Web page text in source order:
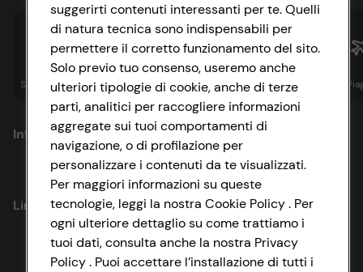
Spesa online Assicurazioni Sapori& Istituzionale
Informazioni
Privacy Policy
Cookie Policy
Impostazioni Cookie
Link utili
Lavora con noi
suggerirti contenuti interessanti per te. Quelli
di natura tecnica sono indispensabili per
permettere il corretto funzionamento del sito.
Solo previo tuo consenso, useremo anche
ulteriori tipologie di cookie, anche di terze
parti, analitici per raccogliere informazioni
aggregate sui tuoi comportamenti di
navigazione, o di profilazione per
personalizzare i contenuti da te visualizzati.
Per maggiori informazioni su queste
tecnologie, leggi la nostra Cookie Policy . Per
ogni ulteriore dettaglio su come trattiamo i
tuoi dati, consulta anche la nostra Privacy
Policy . Puoi accettare l’installazione di tutti i